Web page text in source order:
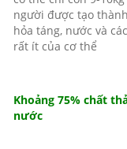
người được tạo
hỏa táng, nước và
rất ít của cơ thể
Khoảng 75% chất
nước